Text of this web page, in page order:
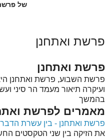
של
פרשת ואתחנן
פרשת ואתחנן
פרשת השבוע, פרשת ואתחנן
ועיקרה תיאור מעמד הר סיני
בהמשך
מאמרים לפרשת
פרשת ואתחנן - בין עשרת
את הזיקה בין שני הטקסטים